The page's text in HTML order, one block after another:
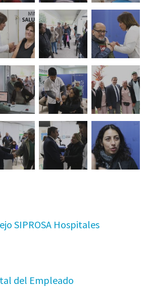
SIPROSA Hospitales
del Empleado